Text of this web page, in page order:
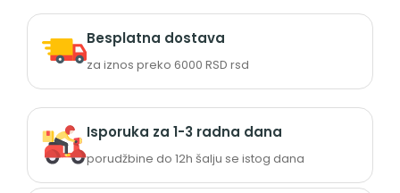
Besplatna dostava
za iznos preko 6000 RSD rsd
Isporuka za 1-3 radna dana
porudžbine do 12h šalju se istog dana